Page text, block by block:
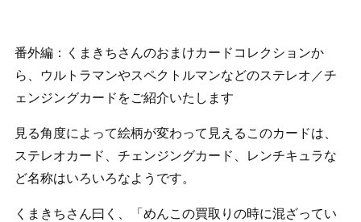
番外編：くまきちさんのおまけカードコレクションか
ら、ウルトラマンやスペクトルマンなどのステレオ／チ
ェンジングカードをご紹介いたします
見る角度によって絵柄が変わって見えるこのカードは、
ステレオカード、チェンジングカード、レンチキュラな
ど名称はいろいろなようです。
くまきちさん曰く、「めんこの買取りの時に混ざってい